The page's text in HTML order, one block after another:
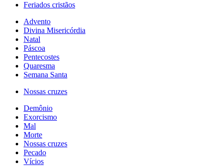
Feriados cristãos
Advento
Divina Misericórdia
Natal
Páscoa
Pentecostes
Quaresma
Semana Santa
Nossas cruzes
Demônio
Exorcismo
Mal
Morte
Nossas cruzes
Pecado
Vícios